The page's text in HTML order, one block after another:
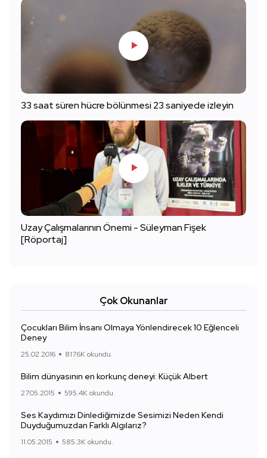
33 saat süren hücre bölünmesi 23 saniyede izleyin
Uzay Çalışmalarının Önemi - Süleyman Fişek
[Röportaj]
Çok Okunanlar
Çocukları Bilim İnsanı Olmaya Yönlendirecek 10 Eğlenceli
Deney
25.02.2016 817.6K okundu.
Bilim dünyasının en korkunç deneyi: Küçük Albert
27.05.2015 595.4K okundu.
Ses Kaydımızı Dinlediğimizde Sesimizi Neden Kendi
Duyduğumuzdan Farklı Algılarız?
11.05.2015 585.3K okundu.